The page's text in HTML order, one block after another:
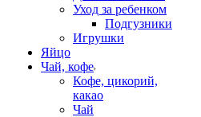
Уход за ребенком
Подгузники
Игрушки
Яйцо
Чай, кофе
Кофе, цикорий,
какао
Чай